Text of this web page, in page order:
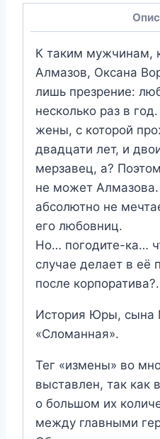
К таким мужчинам,
Алмазов, Оксана
лишь презрение:
несколько раз в
жены, с которой
двадцати лет, и
мерзавец, а?
не может
абсолютно не
его любовниц.
Но… погодите-ка…
случае делает в её
после
История Юры,
«Сломанная».
Тег «измены» во
выставлен, так как
о большом их
между главными